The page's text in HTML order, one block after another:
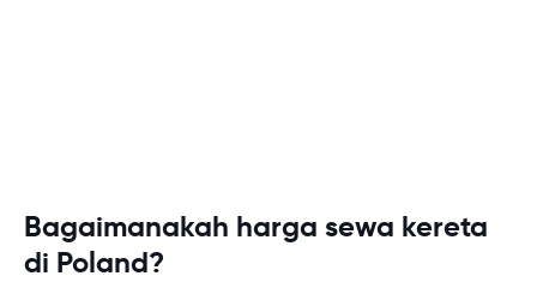
Bagaimanakah harga sewa kereta
di Poland?